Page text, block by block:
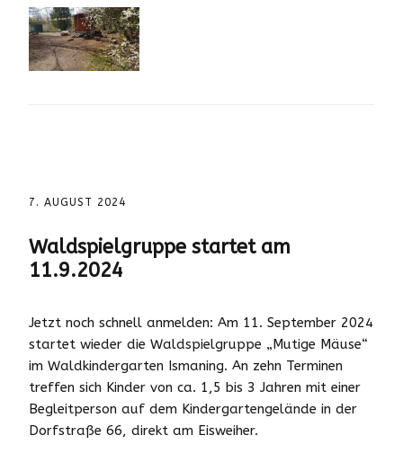
7. AUGUST 2024
Waldspielgruppe startet am
11.9.2024
Jetzt noch schnell anmelden: Am 11. September 2024
startet wieder die Waldspielgruppe „Mutige Mäuse“
im Waldkindergarten Ismaning. An zehn Terminen
treffen sich Kinder von ca. 1,5 bis 3 Jahren mit einer
Begleitperson auf dem Kindergartengelände in der
Dorfstraße 66, direkt am Eisweiher.